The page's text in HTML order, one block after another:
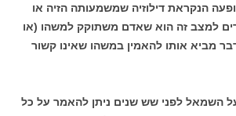
הנקראת דילוזיה שמשמעותה הזיה או
למצב זה הוא שאדם משתוקק למשהו (או
מביא אותו להאמין במשהו שאינו קשור
השמאל לפני שש שנים ניתן להאמר על כל